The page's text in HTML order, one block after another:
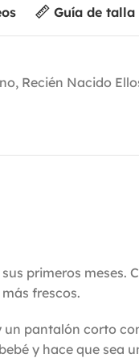
Guía de talla
, Recién Nacido
primeros meses.
frescos.
pantalón corto
y hace que sea